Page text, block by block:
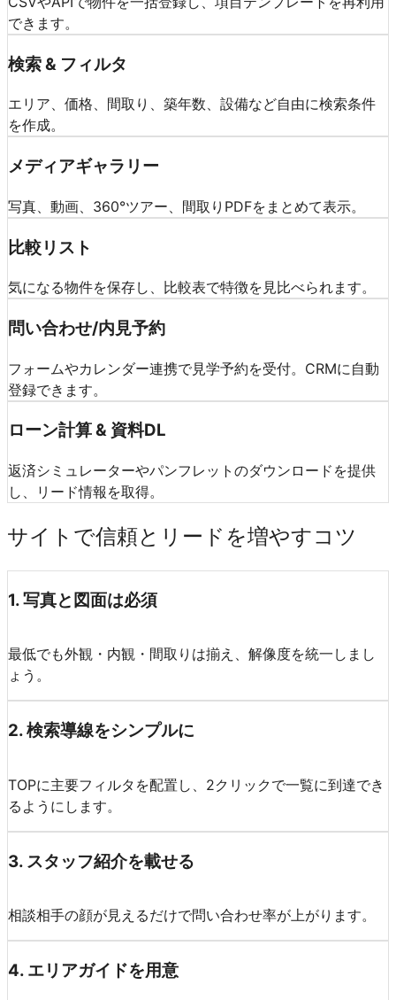
できます。
検索 & フィルタ
エリア、価格、間取り、築年数、設備など自由に検索条件
を作成。
メディアギャラリー
写真、動画、360°ツアー、間取りPDFをまとめて表示。
比較リスト
気になる物件を保存し、比較表で特徴を見比べられます。
問い合わせ/内見予約
フォームやカレンダー連携で見学予約を受付。CRMに自動
登録できます。
ローン計算 & 資料DL
返済シミュレーターやパンフレットのダウンロードを提供
し、リード情報を取得。
サイトで信頼とリードを増やすコツ
1.写真と図面は必須
最低でも外観・内観・間取りは揃え、解像度を統一しまし
ょう。
2.検索導線をシンプルに
TOPに主要フィルタを配置し、2クリックで一覧に到達でき
るようにします。
3. スタッフ紹介を載せる
相談相手の顔が見えるだけで問い合わせ率が上がります。
4. エリアガイドを用意